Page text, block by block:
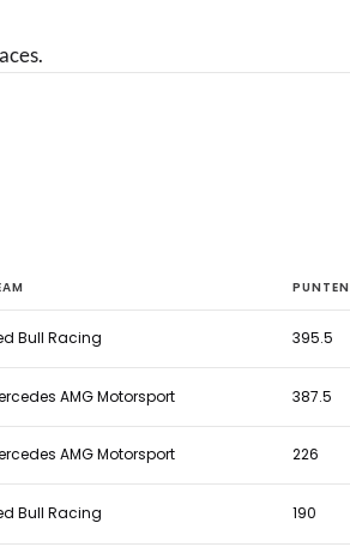
PUNTEN
Bull Racing 395.5
AMG Motorsport 387.5
AMG Motorsport 226
Bull Racing 190